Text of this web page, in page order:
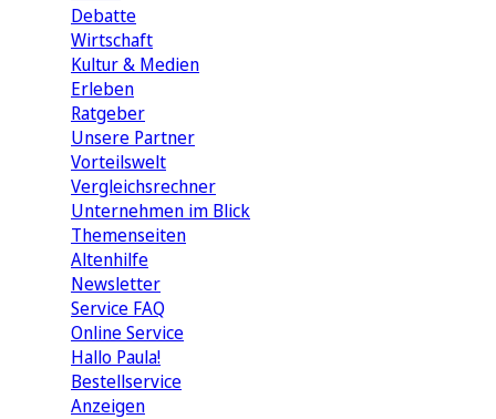
Debatte
Wirtschaft
Kultur & Medien
Erleben
Ratgeber
Unsere Partner
Vorteilswelt
Vergleichsrechner
Unternehmen im Blick
Themenseiten
Altenhilfe
Newsletter
Service FAQ
Online Service
Hallo Paula!
Bestellservice
Anzeigen